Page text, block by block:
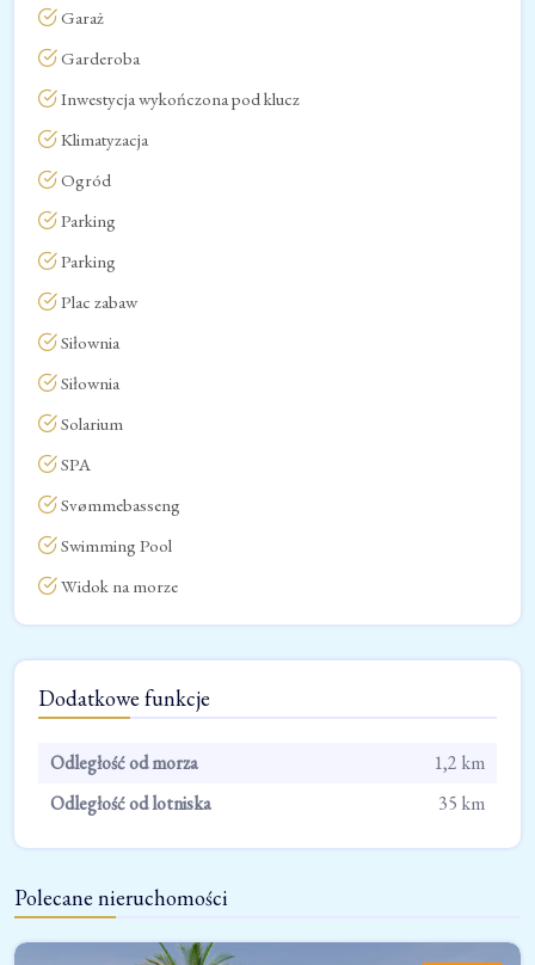
Garaż
Garderoba
Inwestycja wykończona pod klucz
Klimatyzacja
Ogród
Parking
Parking
Plac zabaw
Siłownia
Siłownia
Solarium
SPA
Svømmebasseng
Swimming Pool
Widok na morze
Dodatkowe funkcje
Odległość od morza
1,2 km
Odległość od lotniska
35 km
Polecane nieruchomości